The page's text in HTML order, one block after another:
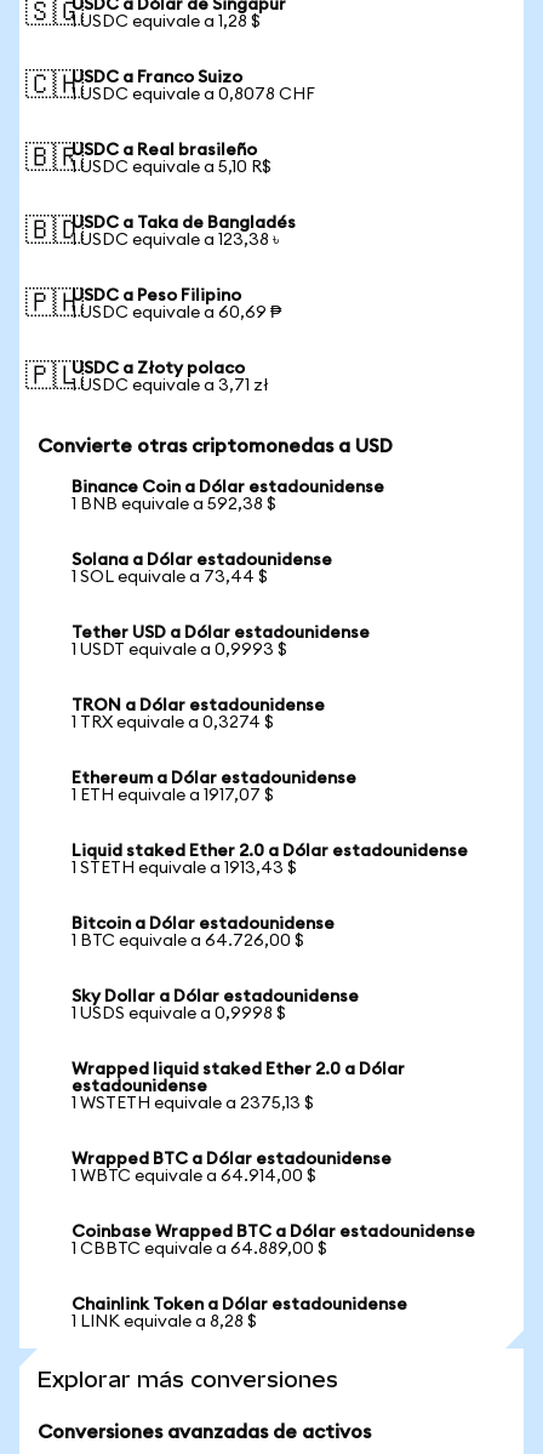
🇸🇬USDC a Dólar de Singapur
1 USDC equivale a 1,28 $
🇨🇭USDC a Franco Suizo
1 USDC equivale a 0,8078 CHF
🇧🇷USDC a Real brasileño
1 USDC equivale a 5,10 R$
🇧🇩USDC a Taka de Bangladés
1 USDC equivale a 123,38 ৳
🇵🇭USDC a Peso Filipino
1 USDC equivale a 60,69 ₱
🇵🇱USDC a Złoty polaco
1 USDC equivale a 3,71 zł
Convierte otras criptomonedas a USD
Binance Coin a Dólar estadounidense
1 BNB equivale a 592,38 $
Solana a Dólar estadounidense
1 SOL equivale a 73,44 $
Tether USD a Dólar estadounidense
1 USDT equivale a 0,9993 $
TRON a Dólar estadounidense
1 TRX equivale a 0,3274 $
Ethereum a Dólar estadounidense
1 ETH equivale a 1917,07 $
Liquid staked Ether 2.0 a Dólar estadounidense
1 STETH equivale a 1913,43 $
Bitcoin a Dólar estadounidense
1 BTC equivale a 64.726,00 $
Sky Dollar a Dólar estadounidense
1 USDS equivale a 0,9998 $
Wrapped liquid staked Ether 2.0 a Dólar
estadounidense
1 WSTETH equivale a 2375,13 $
Wrapped BTC a Dólar estadounidense
1 WBTC equivale a 64.914,00 $
Coinbase Wrapped BTC a Dólar estadounidense
1 CBBTC equivale a 64.889,00 $
Chainlink Token a Dólar estadounidense
1 LINK equivale a 8,28 $
Explorar más conversiones
Conversiones avanzadas de activos